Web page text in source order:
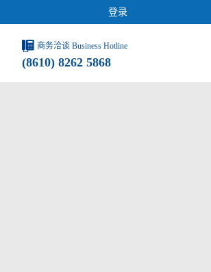
登录
商务洽谈 Business Hotline
(8610) 8262 5868